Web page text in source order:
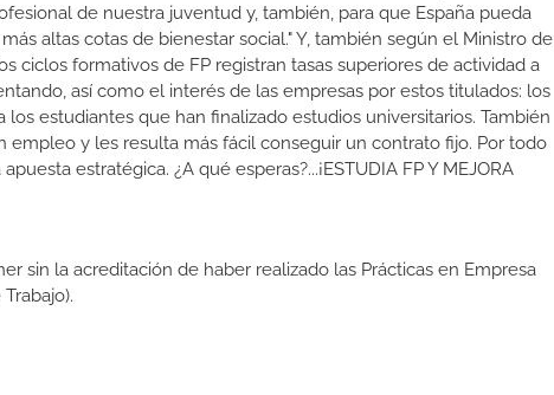
de nuestra juventud y, también, para que España pueda
altas cotas de bienestar social." Y, también según el Ministro de
ciclos formativos de FP registran tasas superiores de actividad a
así como el interés de las empresas por estos titulados: los
estudiantes que han finalizado estudios universitarios. También
y les resulta más fácil conseguir un contrato fijo. Por todo
estratégica. ¿A qué esperas?...¡ESTUDIA FP Y MEJORA
sin la acreditación de haber realizado las Prácticas en Empresa